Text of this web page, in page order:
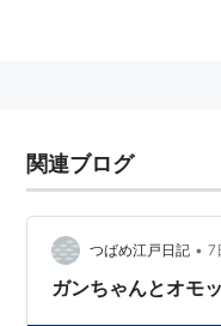
発
ク
関連ブログ
つばめ江戸日記 • 7
ガンちゃんとオモ